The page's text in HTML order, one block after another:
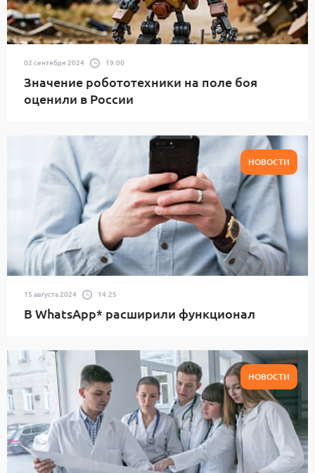
02 сентября 2024 19:00
Значение робототехники на поле боя
оценили в России
НОВОСТИ
15 августа 2024 14:25
В WhatsApp* расширили функционал
НОВОСТИ